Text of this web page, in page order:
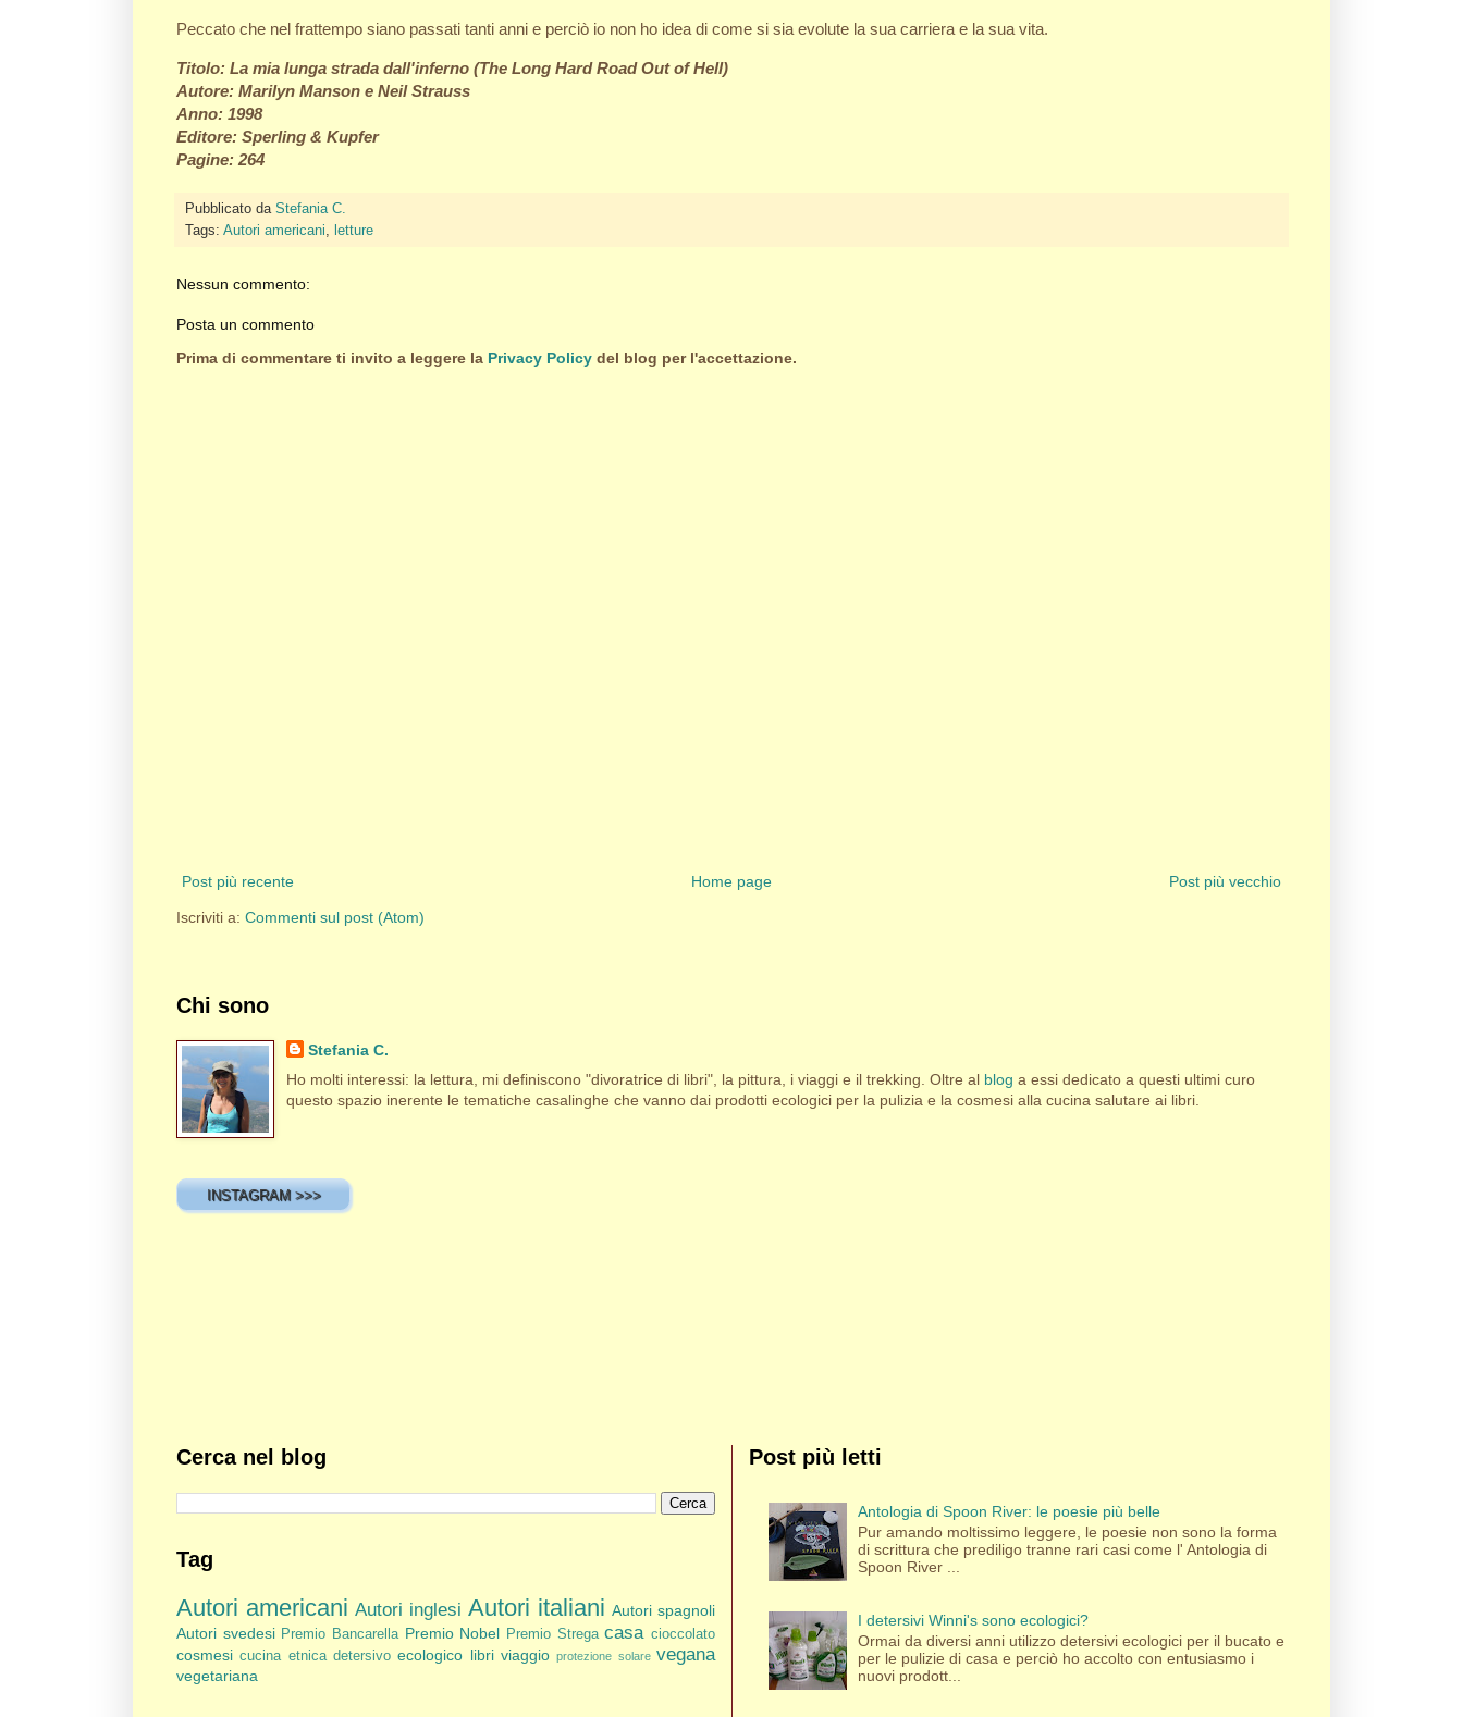
Peccato che nel frattempo siano passati tanti anni e perciò io non ho idea di come si sia evolute la sua carriera e la sua vita.
Titolo: La mia lunga strada dall'inferno (The Long Hard Road Out of Hell)
Autore: Marilyn Manson e Neil Strauss
Anno: 1998
Editore: Sperling & Kupfer
Pagine: 264
Pubblicato da Stefania C.
Tags: Autori americani, letture
Nessun commento:
Posta un commento
Prima di commentare ti invito a leggere la Privacy Policy del blog per l'accettazione.
Post più recente Post più vecchio
Home page
Iscriviti a: Commenti sul post (Atom)
Chi sono
Stefania C.
Ho molti interessi: la lettura, mi definiscono "divoratrice di libri", la pittura, i viaggi e il trekking. Oltre al blog a essi dedicato a questi ultimi curo
questo spazio inerente le tematiche casalinghe che vanno dai prodotti ecologici per la pulizia e la cosmesi alla cucina salutare ai libri.
INSTAGRAM >>>
Cerca nel blog
Tag
Autori americani Autori inglesi Autori italiani Autori spagnoli
Autori svedesi Premio Bancarella Premio Nobel Premio Strega casa cioccolato
cosmesi cucina etnica detersivo ecologico libri viaggio protezione solare vegana
vegetariana
Post più letti
Antologia di Spoon River: le poesie più belle
Pur amando moltissimo leggere, le poesie non sono la forma
di scrittura che prediligo tranne rari casi come l' Antologia di
Spoon River ...
I detersivi Winni's sono ecologici?
Ormai da diversi anni utilizzo detersivi ecologici per il bucato e
per le pulizie di casa e perciò ho accolto con entusiasmo i
nuovi prodott...